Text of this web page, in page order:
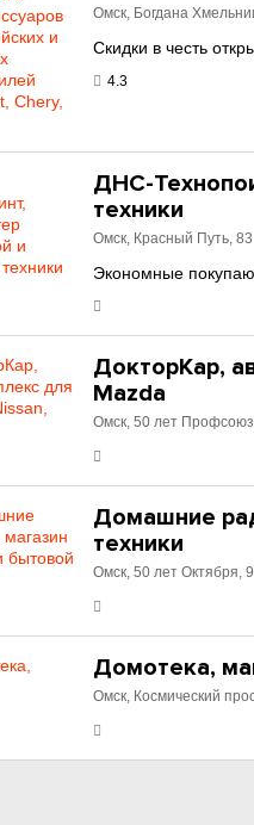
Омск, Богдана
Скидки в честь
4.3
ДНС-
техники
Омск, Красный Путь, 83
Экономные
ДокторКар,
Mazda
Омск, 50 лет
Домашние
техники
Омск, 50 лет Октября,
Домотека,
Омск, Космический